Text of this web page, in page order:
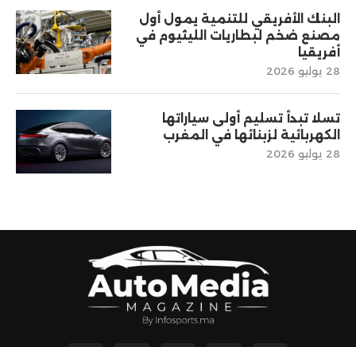
البنك الأفريقي للتنمية يمول أول
مصنع ضخم لبطاريات الليثيوم في
أفريقيا
28 يوليو 2026
تسلا تبدأ تسليم أولى سياراتها
الكهربائية لزبنائها في المغرب
28 يوليو 2026